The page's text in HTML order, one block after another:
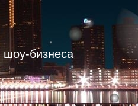
бизнеса